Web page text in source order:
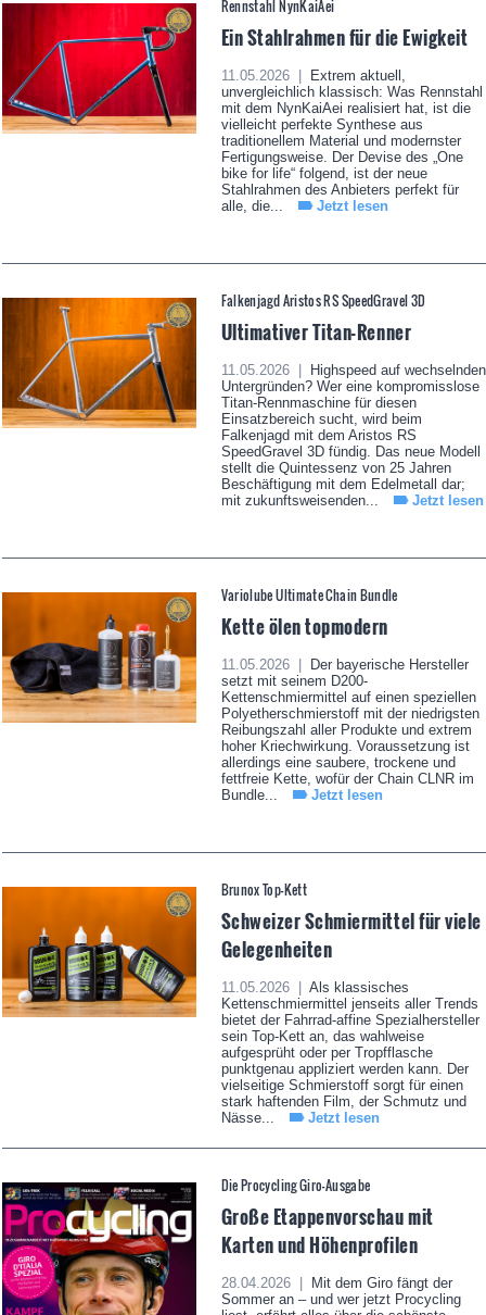
Rennstahl NynKaiAei
Ein Stahlrahmen für die Ewigkeit
11.05.2026 |
Extrem aktuell,
unvergleichlich klassisch: Was Rennstahl
mit dem NynKaiAei realisiert hat, ist die
vielleicht perfekte Synthese aus
traditionellem Material und modernster
Fertigungsweise. Der Devise des „One
bike for life“ folgend, ist der neue
Stahlrahmen des Anbieters perfekt für
alle, die...
Jetzt lesen
Falkenjagd Aristos RS SpeedGravel 3D
Ultimativer Titan-Renner
11.05.2026 |
Highspeed auf wechselnden
Untergründen? Wer eine kompromisslose
Titan-Rennmaschine für diesen
Einsatzbereich sucht, wird beim
Falkenjagd mit dem Aristos RS
SpeedGravel 3D fündig. Das neue Modell
stellt die Quintessenz von 25 Jahren
Beschäftigung mit dem Edelmetall dar;
mit zukunftsweisenden...
Jetzt lesen
Variolube Ultimate Chain Bundle
Kette ölen topmodern
11.05.2026 |
Der bayerische Hersteller
setzt mit seinem D200-
Kettenschmiermittel auf einen speziellen
Polyetherschmierstoff mit der niedrigsten
Reibungszahl aller Produkte und extrem
hoher Kriechwirkung. Voraussetzung ist
allerdings eine saubere, trockene und
fettfreie Kette, wofür der Chain CLNR im
Bundle...
Jetzt lesen
Brunox Top-Kett
Schweizer Schmiermittel für viele
Gelegenheiten
11.05.2026 |
Als klassisches
Kettenschmiermittel jenseits aller Trends
bietet der Fahrrad-affine Spezialhersteller
sein Top-Kett an, das wahlweise
aufgesprüht oder per Tropfflasche
punktgenau appliziert werden kann. Der
vielseitige Schmierstoff sorgt für einen
stark haftenden Film, der Schmutz und
Nässe...
Jetzt lesen
Die Procycling Giro-Ausgabe
Große Etappenvorschau mit
Karten und Höhenprofilen
28.04.2026 |
Mit dem Giro fängt der
Sommer an – und wer jetzt Procycling